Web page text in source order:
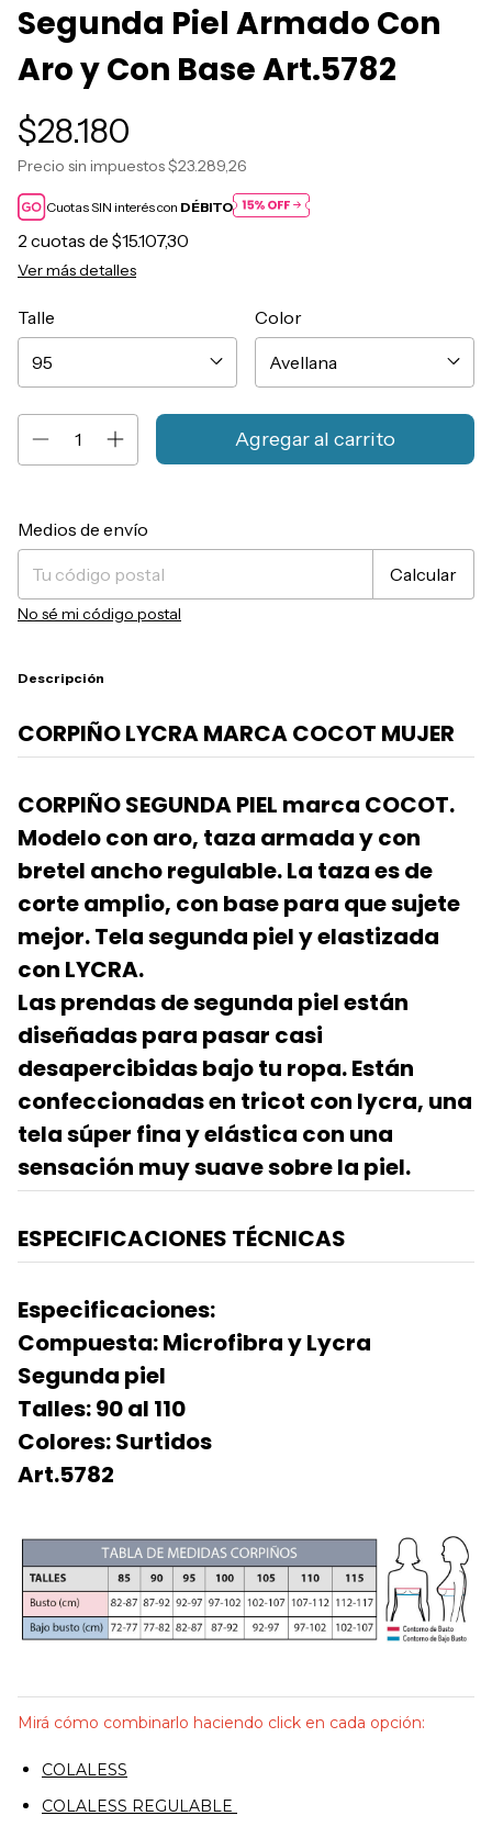
Segunda Piel Armado Con
Aro y Con Base Art.5782
$28.180
Precio sin impuestos$23.289,26
Cuotas SIN interés con DÉBITO
2 cuotas de $15.107,30
Ver más detalles
Talle Color
Entregas para el CP:
Medios de envío
Calcular
No sé mi código postal
Descripción
CORPIÑO LYCRA MARCA COCOT MUJER
CORPIÑO SEGUNDA PIEL marca COCOT.
Modelo con aro, taza armada y con
bretel ancho regulable. La taza es de
corte amplio, con base para que sujete
mejor. Tela segunda piel y elastizada
con LYCRA.
Las prendas de segunda piel están
diseñadas para pasar casi
desapercibidas bajo tu ropa. Están
confeccionadas en tricot con lycra, una
tela súper fina y elástica con una
sensación muy suave sobre la piel.
ESPECIFICACIONES TÉCNICAS
Especificaciones:
Compuesta: Microfibra y Lycra
Segunda piel
Talles: 90 al 110
Colores: Surtidos
Art.5782
Mirá cómo combinarlo haciendo click en cada opción:
COLALESS
COLALESS REGULABLE